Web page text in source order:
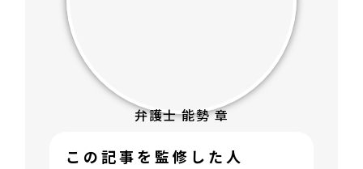
弁護士 能勢 章
この記事を監修した人